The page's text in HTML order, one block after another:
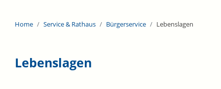
Home Service & Rathaus Bürgerservice Lebenslagen
Lebenslagen